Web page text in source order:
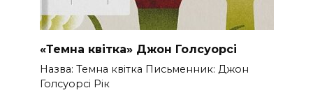
«Темна квітка» Джон Голсуорсі
Назва: Темна квітка Письменник: Джон
Голсуорсі Рік